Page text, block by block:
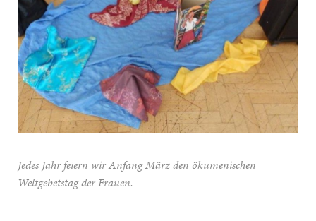
Jedes Jahr feiern wir Anfang März den ökumenischen
Weltgebetstag der Frauen.